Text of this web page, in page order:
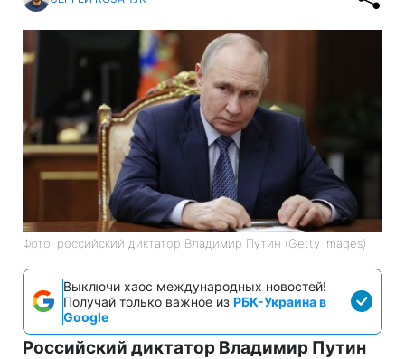
Фото: российский диктатор Владимир Путин (Getty Images)
Выключи хаос международных новостей!
Получай только важное из РБК-Украина в
Google
Российский диктатор Владимир Путин